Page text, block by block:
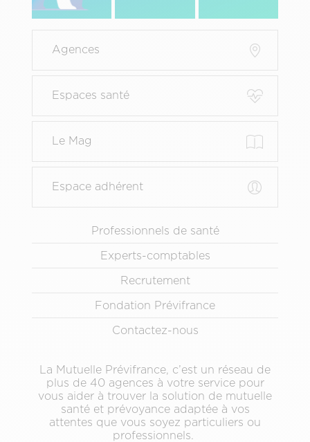
Pied
page
principal
Agences
Espaces santé
Le Mag
Espace adhérent
Professionnels de santé
Experts-comptables
Recrutement
Fondation Prévifrance
Contactez-nous
La Mutuelle Prévifrance, c’est un réseau de
plus de 40 agences à votre service pour
vous aider à trouver la solution de mutuelle
santé et prévoyance adaptée à vos
attentes que vous soyez particuliers ou
professionnels.